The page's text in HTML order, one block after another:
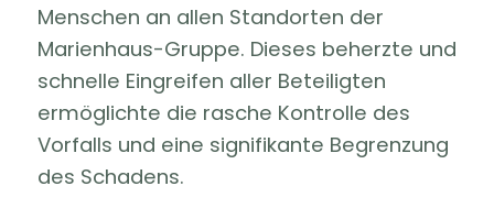
Menschen an allen Standorten der
Marienhaus-Gruppe. Dieses beherzte und
schnelle Eingreifen aller Beteiligten
ermöglichte die rasche Kontrolle des
Vorfalls und eine signifikante Begrenzung
des Schadens.